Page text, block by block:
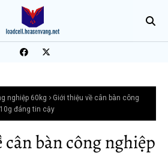
nghiệp 60kg
Giới thiệu về cân bàn công
đáng tin cậy
bàn công nghiệp